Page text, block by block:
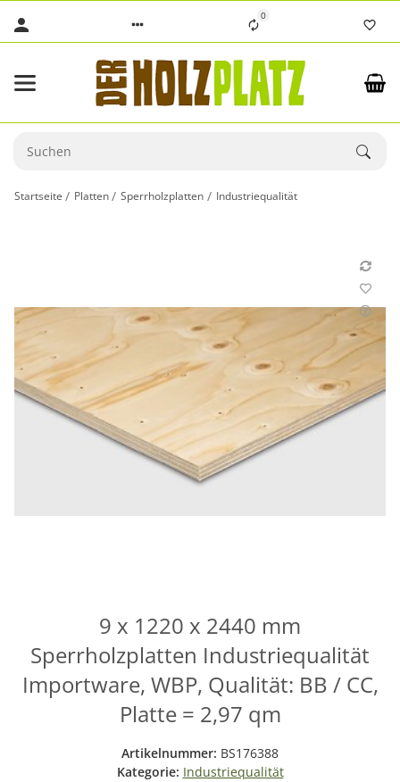
0
Startseite Platten Sperrholzplatten Industriequalität
9 x 1220 x 2440 mm
Sperrholzplatten Industriequalität
Importware, WBP, Qualität: BB / CC,
Platte = 2,97 qm
Artikelnummer: BS176388
Kategorie: Industriequalität